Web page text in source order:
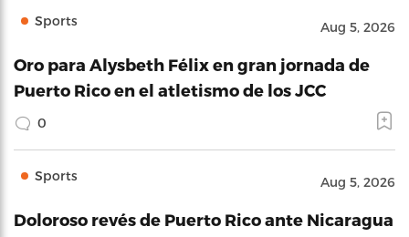
Sports Aug 5, 2026
Oro para Alysbeth Félix en gran jornada de
Puerto Rico en el atletismo de los JCC
0
Sports Aug 5, 2026
Doloroso revés de Puerto Rico ante Nicaragua